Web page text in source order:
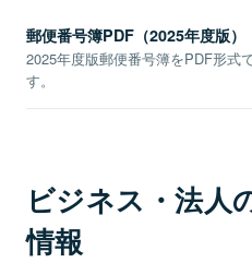
郵便番号簿PDF（2025年度版）
2025年度版郵便番号簿をPDF形式
す。
ビジネス・法人
情報